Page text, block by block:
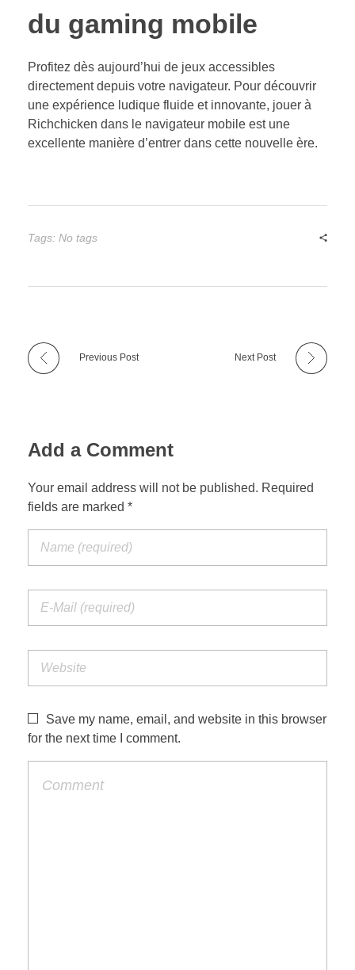
du gaming mobile
Profitez dès aujourd’hui de jeux accessibles
directement depuis votre navigateur. Pour découvrir
une expérience ludique fluide et innovante, jouer à
Richchicken dans le navigateur mobile est une
excellente manière d’entrer dans cette nouvelle ère.
Tags: No tags
Previous Post Next Post
Add a Comment
Your email address will not be published. Required
fields are marked *
Save my name, email, and website in this browser
for the next time I comment.